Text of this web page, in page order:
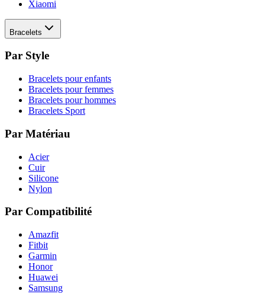
Xiaomi
Bracelets
Par Style
Bracelets pour enfants
Bracelets pour femmes
Bracelets pour hommes
Bracelets Sport
Par Matériau
Acier
Cuir
Silicone
Nylon
Par Compatibilité
Amazfit
Fitbit
Garmin
Honor
Huawei
Samsung